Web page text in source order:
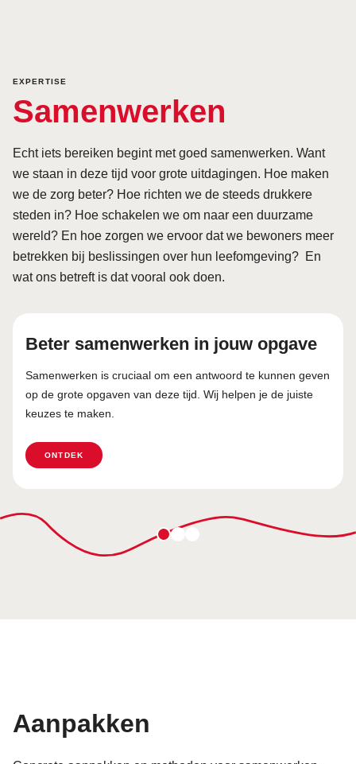
EXPERTISE
Samenwerken
Echt iets bereiken begint met goed samenwerken. Want
we staan in deze tijd voor grote uitdagingen. Hoe maken
we de zorg beter? Hoe richten we de steeds drukkere
steden in? Hoe schakelen we om naar een duurzame
wereld? En hoe zorgen we ervoor dat we bewoners meer
betrekken bij beslissingen over hun leefomgeving? En
wat ons betreft is dat vooral ook doen.
Beter samenwerken in jouw opgave
Samenwerken is cruciaal om een antwoord te kunnen geven
op de grote opgaven van deze tijd. Wij helpen je de juiste
keuzes te maken.
ONTDEK
Aanpakken